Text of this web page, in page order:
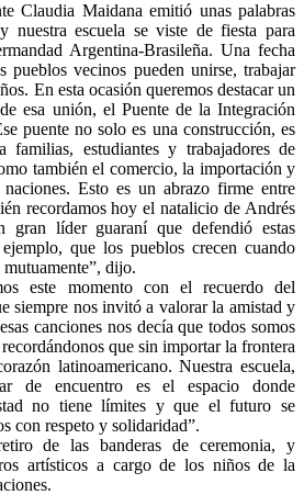
Claudia Maidana emitió unas palabras
nuestra escuela se viste de fiesta para
Argentina-Brasileña. Una fecha
pueblos vecinos pueden unirse, trabajar
En esta ocasión queremos destacar un
esa unión, el Puente de la Integración
puente no solo es una construcción, es
familias, estudiantes y trabajadores de
también el comercio, la importación y
Esto es un abrazo firme entre
recordamos hoy el natalicio de Andrés
gran líder guaraní que defendió estas
que los pueblos crecen cuando
mutuamente”, dijo.
este momento con el recuerdo del
siempre nos invitó a valorar la amistad y
canciones nos decía que todos somos
que sin importar la frontera
latinoamericano. Nuestra escuela,
de encuentro es el espacio donde
no tiene límites y que el futuro se
con respeto y solidaridad”.
de las banderas de ceremonia, y
artísticos a cargo de los niños de la